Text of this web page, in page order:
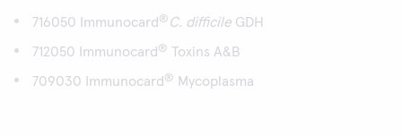
716050 Immunocard ® C. difficile GDH
712050 Immunocard ® Toxins A&B
709030 Immunocard ® Mycoplasma